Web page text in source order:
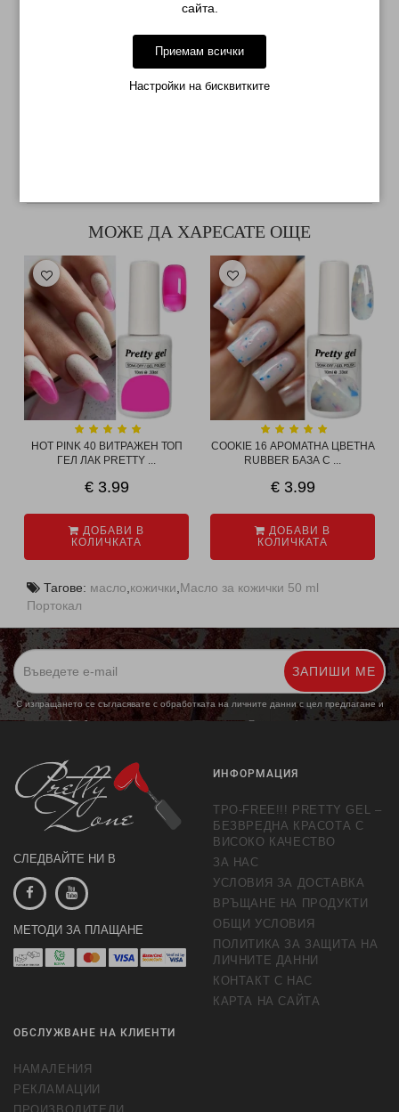
ГЕЛ ЛАК PRETTY 75
СЪВЪРШЕН...
ГЕЛ ЛАК BEST 60 ЧЕРЕН С
БРОКАТ...
МОЖЕ ДА ХАРЕСАТЕ ОЩЕ
HOT PINK 40 ВИТРАЖЕН ТОП
ГЕЛ ЛАК PRETTY ...
€ 3.99
ДОБАВИ В
КОЛИЧКАТА
COOKIE 16 АРОМАТНА ЦВЕТНА
RUBBER БАЗА С ...
€ 3.99
ДОБАВИ В
КОЛИЧКАТА
Тагове: масло кожички Масло за кожички 50 ml
Портокал
ЗАПИШИ МЕ
С изпращането се съгласявате с обработката на личните данни с цел предлагане и
обработка на маркетингови предложения. Повече информация
СЛЕДВАЙТЕ НИ В
МЕТОДИ ЗА ПЛАЩАНЕ
ИНФОРМАЦИЯ
TPO-FREE!!! PRETTY GEL –
БЕЗВРЕДНА КРАСОТА С
ВИСОКО КАЧЕСТВО
ЗА НАС
УСЛОВИЯ ЗА ДОСТАВКА
ВРЪЩАНЕ НА ПРОДУКТИ
ОБЩИ УСЛОВИЯ
ПОЛИТИКА ЗА ЗАЩИТА НА
ЛИЧНИТЕ ДАННИ
КОНТАКТ С НАС
КАРТА НА САЙТА
ОБСЛУЖВАНЕ НА КЛИЕНТИ
НАМАЛЕНИЯ
РЕКЛАМАЦИИ
сайта.
Приемам всички
Настройки на бисквитките